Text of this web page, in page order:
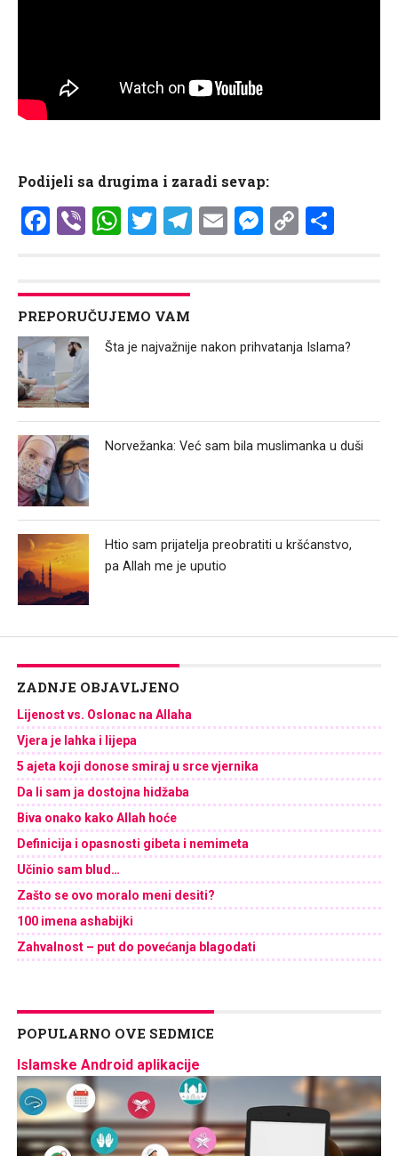
Podijeli sa drugima i zaradi sevap:
Facebook
ViberWhatsApp
Twitter
Telegram
EmailCopy
PREPORUČUJEMO VAM
Šta je najvažnije nakon prihvatanja Islama?
Norvežanka: Već sam bila muslimanka u duši
Htio sam prijatelja preobratiti u kršćanstvo,
pa Allah me je uputio
ZADNJE OBJAVLJENO
Lijenost vs. Oslonac na Allaha
Vjera je lahka i lijepa
5 ajeta koji donose smiraj u srce vjernika
Da li sam ja dostojna hidžaba
Biva onako kako Allah hoće
Definicija i opasnosti gibeta i nemimeta
Učinio sam blud…
Zašto se ovo moralo meni desiti?
100 imena ashabijki
Zahvalnost – put do povećanja blagodati
POPULARNO OVE SEDMICE
Islamske Android aplikacije